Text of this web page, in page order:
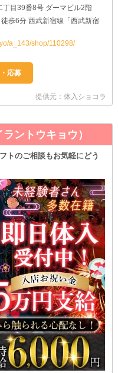
丁目39番8号 ダーマビル2階
歩6分 西武新宿線「西武新宿
a_143/shop/110298/
提供元：体入ショコラ
ントウキョウ）
トのご相談もお気軽にどう